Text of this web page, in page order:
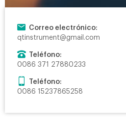
Correo electrónico:
qtinstrument@gmail.com
Teléfono:
0086 371 27880233
Teléfono:
0086 15237865258